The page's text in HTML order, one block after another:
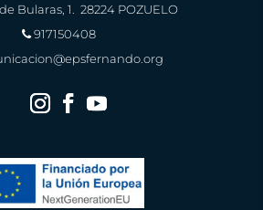
Bularas, 1. 28224 POZUELO
917150408